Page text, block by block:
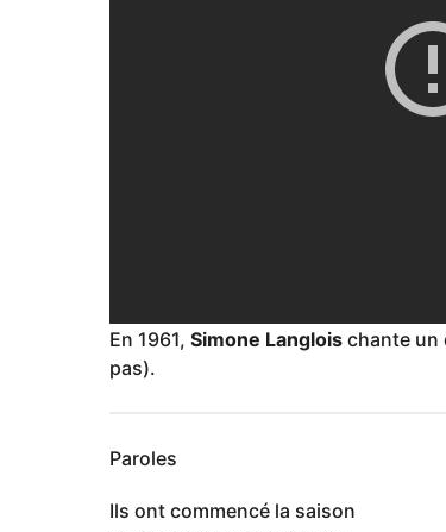
En 1961, Simone Langlois chante un
pas).
Paroles
Ils ont commencé la saison